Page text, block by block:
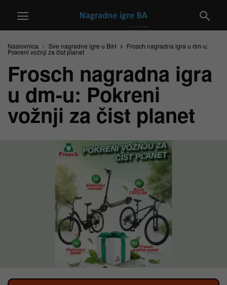
Naslovnica Sve nagradne igre u BiH Frosch nagradna igra u dm-u:
Pokreni vožnji za čist planet
Frosch nagradna igra
u dm-u: Pokreni
vožnji za čist planet